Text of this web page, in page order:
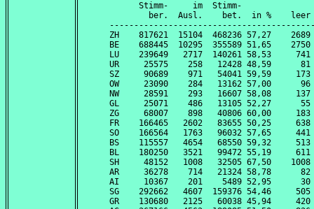
Stimm-     im  Stimm-
ber.  Ausl.    bet.  in %
ZH    817621  15104  468236 57,27
BE    688445  10295  355589 51,65
LU    239649   2717  140261 58,53
UR     25575    258   12428 48,59
SZ     90689    971   54041 59,59
OW     23090    284   13162 57,00
NW     28591    293   16607 58,08
GL     25071    486   13105 52,27
ZG     68007    898   40806 60,00
FR    166465   2602   83655 50,25
SO    166564   1763   96032 57,65
BS    115557   4654   68550 59,32
BL    180250   3521   99472 55,19
SH     48152   1008   32505 67,50
AR     36278    714   21324 58,78
AI     10367    201    5489 52,95
SG    292662   4607  159376 54,46
GR    130680   2125   60038 45,94